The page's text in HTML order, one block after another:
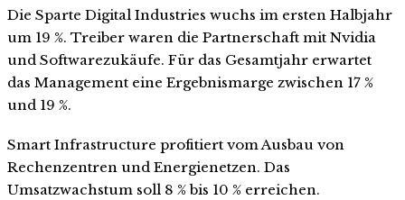
Die Sparte Digital Industries wuchs im ersten Halbjahr
um 19 %. Treiber waren die Partnerschaft mit Nvidia
und Softwarezukäufe. Für das Gesamtjahr erwartet
das Management eine Ergebnismarge zwischen 17 %
und 19 %.
Smart Infrastructure profitiert vom Ausbau von
Rechenzentren und Energienetzen. Das
Umsatzwachstum soll 8 % bis 10 % erreichen.